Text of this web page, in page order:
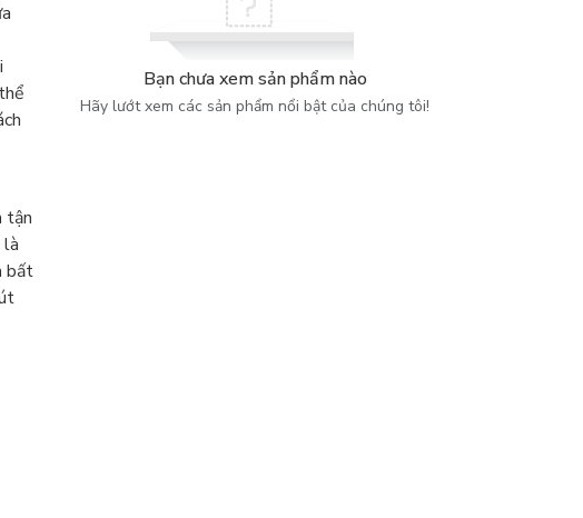
tận
là
bất
Bạn chưa xem sản phẩm nào
Hãy lướt xem các sản phẩm nổi bật của chúng tôi!